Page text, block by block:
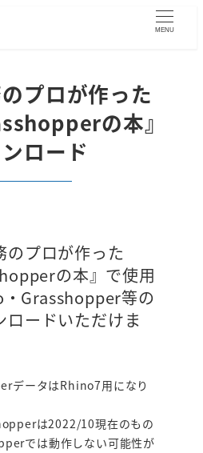
MENU
のプロが作った
の本』
ロード
のプロが作った
の本』で使用
Grasshopper等の
ロードいただけま
データはRhino7用になり
は2022/10現在のもの
では動作しない可能性が